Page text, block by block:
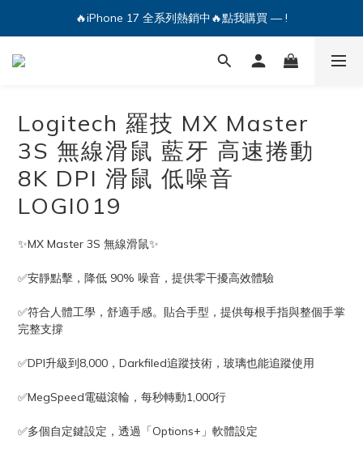
🔥iPhone 17 全系列熱銷中🔥點我購買 — !
🔥iPhone 17 全系列熱銷中🔥點我購買 — !
Logitech 羅技 MX Master
3S 無線滑鼠 藍牙 高速捲動
8K DPI 滑鼠 低噪音
LOGI019
✨MX Master 3S 無線滑鼠✨
✅安靜點擊，降低 90% 噪音，提供零干擾高效體驗
✅符合人體工學，舒適手感。貼合手型，提供每根手指與整個手掌
完整支撐
✅DPI升級到8,000，Darkfiled追蹤技術，玻璃也能追蹤使用
✅MegSpeed電磁滾輪，每秒轉動1,000行
✅多個自定鍵設定，透過「Options+」軟體設定